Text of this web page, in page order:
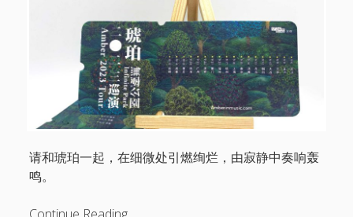
官
特
别
活
动
Doggy
乐
节
请和琥珀一起，在细微处引燃绚烂，由寂静中奏响轰
鸣。
无